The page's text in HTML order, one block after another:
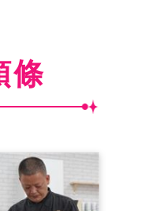
條